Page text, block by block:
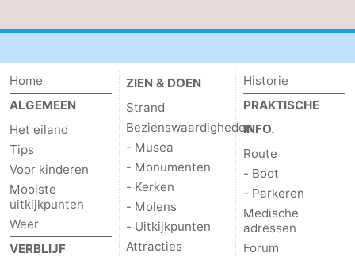
Krim
EuroParcs
Texel
-
Kustpark
Texel
-
Sluftervallei
-
Strandhuys
-
Villapark
-
Home
ALGEMEEN
Het eiland
Tips
Voor kinderen
Mooiste
uitkijkpunten
Weer
VERBLIJF
ZIEN & DOEN
Strand
Bezienswaardigheden
- Musea
- Monumenten
- Kerken
- Molens
- Uitkijkpunten
Attracties
Historie
PRAKTISCHE
INFO.
Route
- Boot
- Parkeren
Medische
adressen
Forum